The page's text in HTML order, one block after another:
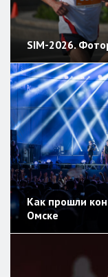
SIM-2026.
Как прошли
Омске